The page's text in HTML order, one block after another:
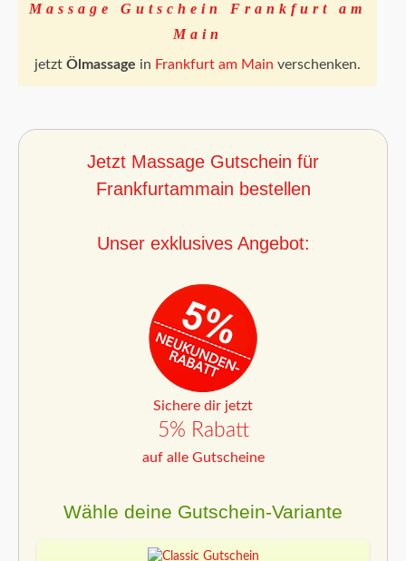
Massage Gutschein Frankfurt am
Main
jetzt Ölmassage in Frankfurt am Main verschenken.
Jetzt Massage Gutschein für
Frankfurtammain bestellen
Unser exklusives Angebot:
Sichere dir jetzt
5% Rabatt
auf alle Gutscheine
Wähle deine Gutschein-Variante